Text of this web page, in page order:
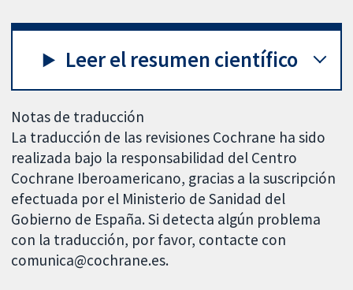
Leer el resumen científico
Notas de traducción
La traducción de las revisiones Cochrane ha sido
realizada bajo la responsabilidad del Centro
Cochrane Iberoamericano, gracias a la suscripción
efectuada por el Ministerio de Sanidad del
Gobierno de España. Si detecta algún problema
con la traducción, por favor, contacte con
comunica@cochrane.es.